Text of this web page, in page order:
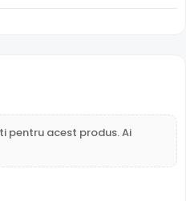
cu care este
pentru acest produs. Ai